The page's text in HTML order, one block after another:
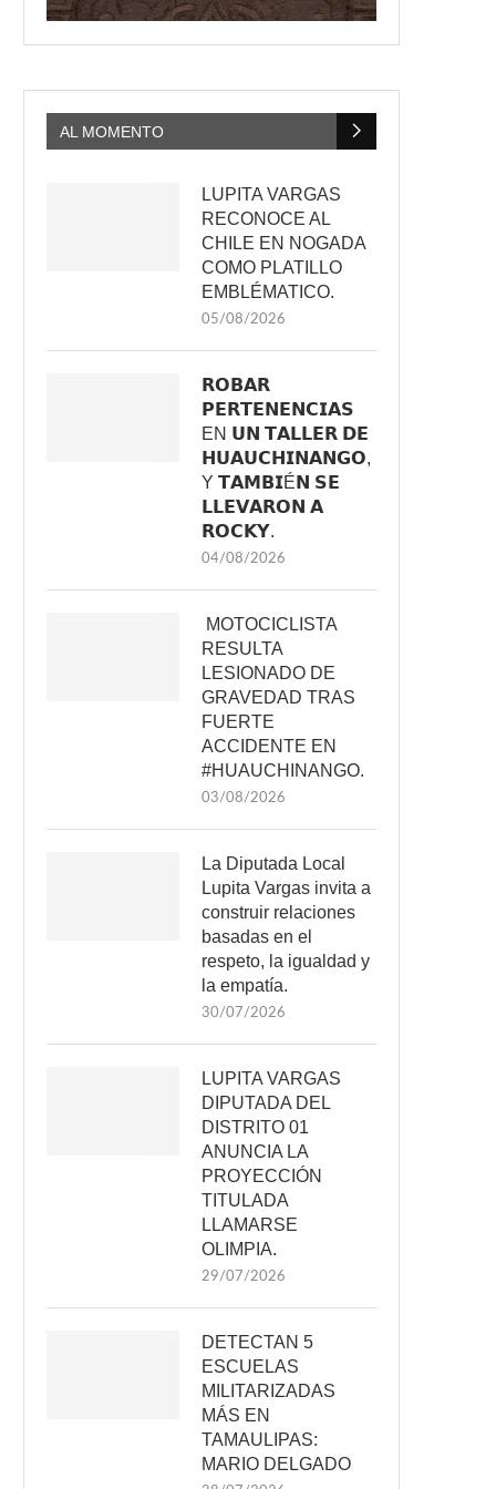
AL MOMENTO
LUPITA VARGAS
RECONOCE AL
CHILE EN NOGADA
COMO PLATILLO
EMBLÉMATICO.
05/08/2026
𝗥𝗢𝗕𝗔𝗥
𝗣𝗘𝗥𝗧𝗘𝗡𝗘𝗡𝗖𝗜𝗔𝗦
EN 𝗨𝗡 𝗧𝗔𝗟𝗟𝗘𝗥 𝗗𝗘
𝗛𝗨𝗔𝗨𝗖𝗛𝗜𝗡𝗔𝗡𝗚𝗢,
Y 𝗧𝗔𝗠𝗕𝗜É𝗡 𝗦𝗘
𝗟𝗟𝗘𝗩𝗔𝗥𝗢𝗡 𝗔
𝗥𝗢𝗖𝗞𝗬.
04/08/2026
MOTOCICLISTA
RESULTA
LESIONADO DE
GRAVEDAD TRAS
FUERTE
ACCIDENTE EN
#HUAUCHINANGO.
03/08/2026
La Diputada Local
Lupita Vargas invita a
construir relaciones
basadas en el
respeto, la igualdad y
la empatía.
30/07/2026
LUPITA VARGAS
DIPUTADA DEL
DISTRITO 01
ANUNCIA LA
PROYECCIÓN
TITULADA
LLAMARSE
OLIMPIA.
29/07/2026
DETECTAN 5
ESCUELAS
MILITARIZADAS
MÁS EN
TAMAULIPAS:
MARIO DELGADO